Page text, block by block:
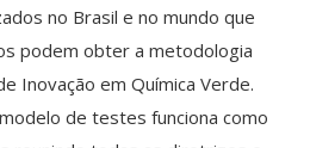
no Brasil e no mundo que
podem obter a metodologia
Inovação em Química Verde.
de testes funciona como